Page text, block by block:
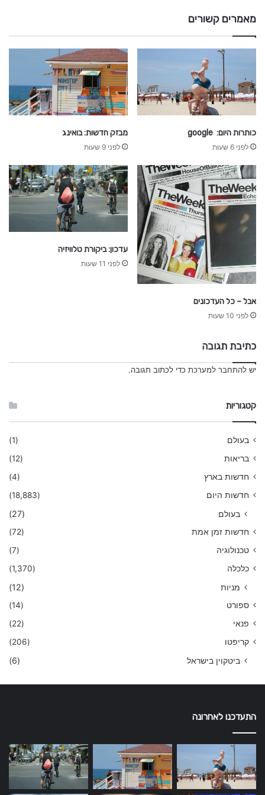
ן
ש
ח
מאמרים קשורים
כותרות היום: google
לפני 6 שעות
מבזק חדשות: בואינג
לפני 9 שעות
אבל – כל העדכונים
לפני 10 שעות
עדכון: ביקורת טלוויזיה
לפני 11 שעות
כתיבת תגובה
יש להתחבר למערכת כדי לכתוב תגובה.
קטגוריות
בעולם
(1)
בריאות
(12)
חדשות בארץ
(4)
חדשות היום
(18,883)
בעולם (27)
חדשות זמן אמת
(72)
טכנולוגיה
(7)
כלכלה
(1,370)
מניות (12)
ספורט
(14)
פנאי
(22)
קריפטו
(206)
ביטקוין בישראל (6)
התעדכנו לאחרונה